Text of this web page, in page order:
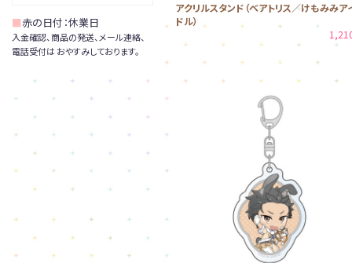
アクリルスタンド（ベアトリス／けもみみア
ドル）
■赤の日付：休業日
入金確認、商品の発送、メール連絡、
電話受付は おやすみしております。